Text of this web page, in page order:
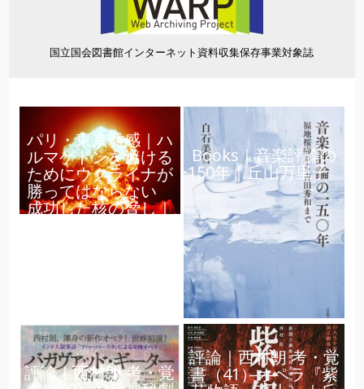
国立国会図書館インターネット資料収集保存事業対象誌
パリ・東京雑感｜ハ
ルマゲドンを避ける
ためにウクライナが
勝ってはならない
成功した核の脅し｜
Books｜音楽評論の
150年｜丘山万里子
評論｜西村朗 考・覚
評論｜西村朗 考・覚
書（41）オペラ『紫